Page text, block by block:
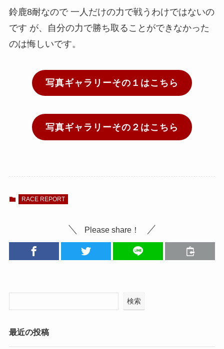
鈴鹿8耐なので 一人だけの力で戦うわけではないの
です が、自分の力で勝ち取ることができなかった
のは悔しいです。
写真ギャラリーその１はこちら
写真ギャラリーその２はこちら
RACE REPORT
Please share！
検索
最近の投稿